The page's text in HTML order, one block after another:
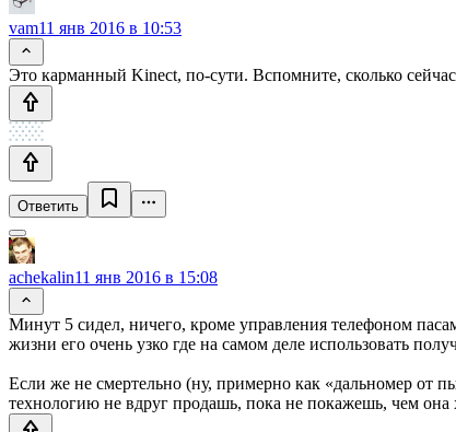
vam11 янв 2016 в 10:53
Это карманный Kinect, по-сути. Вспомните, сколько
Ответить
achekalin11 янв 2016 в 15:08
Минут 5 сидел, ничего, кроме управления телефоном
жизни его очень узко где на самом деле использовать
Если же не смертельно (ну, примерно как «дальномер от
технологию не вдруг продашь, пока не покажешь, чем она